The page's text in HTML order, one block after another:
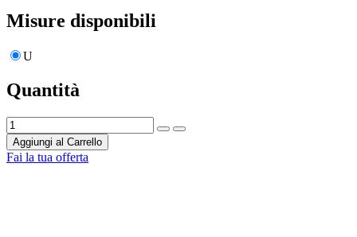
Misure disponibili
U
Quantità
Aggiungi al Carrello
Fai la tua offerta